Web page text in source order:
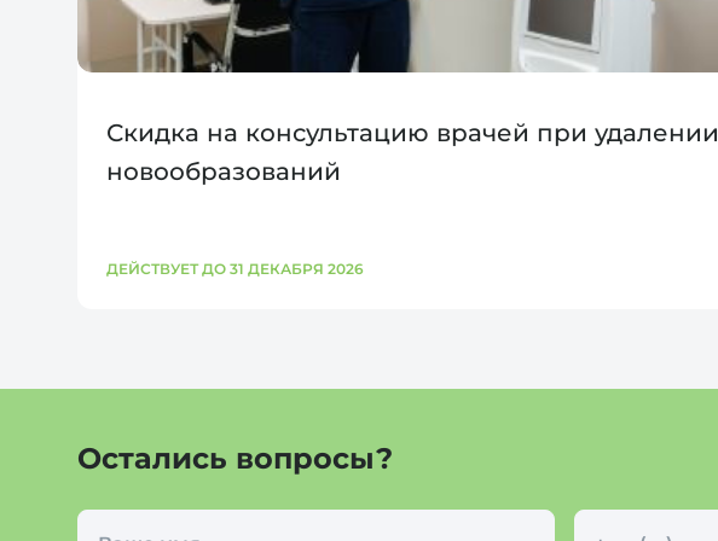
Скидка на консультацию врачей при удалении
новообразований
ДЕЙСТВУЕТ ДО 31 ДЕКАБРЯ 2026
Остались вопросы?